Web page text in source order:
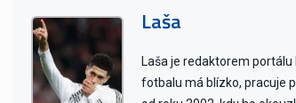
Laša
Laša je redaktorem
fotbalu má blízko, pracuje